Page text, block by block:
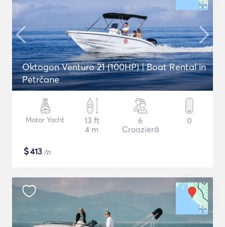
Oktogon Venturo 21 (100HP) | Boat Rental in
Petrčane
Motor Yacht
13 ft
4 m
6
Croazieră
0
$413 /zi